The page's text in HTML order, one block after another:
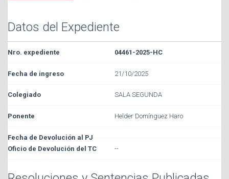
Datos del Expediente
04461-2025-HC
21/10/2025
SALA SEGUNDA
Helder Domínguez Haro
--